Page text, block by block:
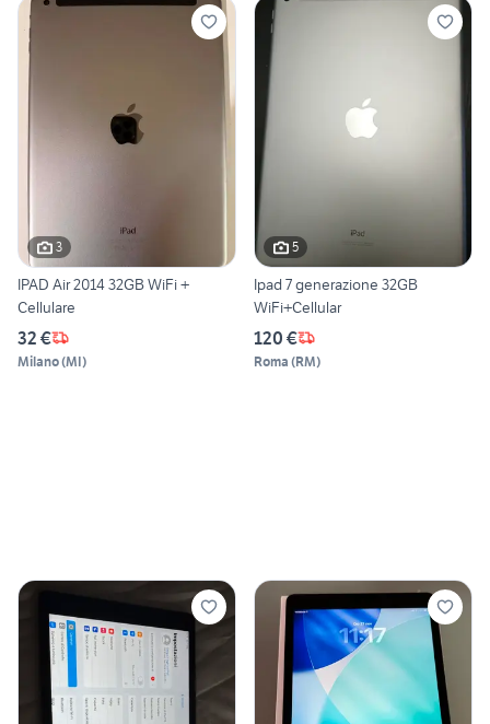
3
IPAD Air 2014 32GB WiFi +
Cellulare
32 €
Milano(MI)
5
Ipad 7 generazione 32GB
WiFi+Cellular
120 €
Roma (RM)